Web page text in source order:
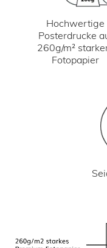
Hochwertige
Posterdrucke
260g/m²
Fotopapier